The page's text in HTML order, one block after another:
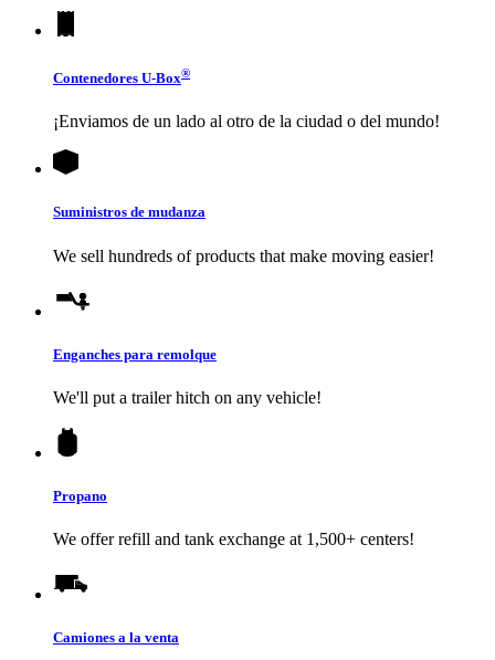
Contenedores U-Box®
¡Enviamos de un lado al otro de la ciudad o del mundo!
Suministros de mudanza
We sell hundreds of products that make moving easier!
Enganches para remolque
We'll put a trailer hitch on any vehicle!
Propano
We offer refill and tank exchange at 1,500+ centers!
Camiones a la venta